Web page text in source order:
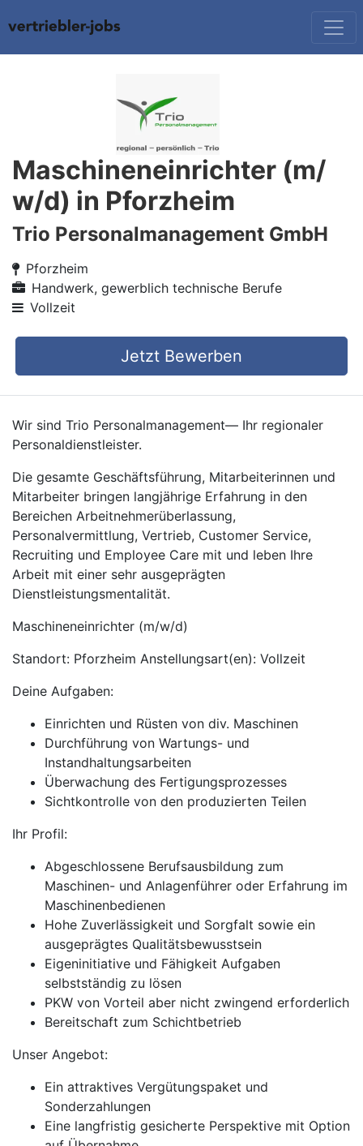
Maschineneinrichter (m/
w/d) in Pforzheim
Trio Personalmanagement GmbH
Pforzheim
Handwerk, gewerblich technische Berufe
Vollzeit
Jetzt Bewerben
Wir sind Trio Personalmanagement— Ihr regionaler
Personaldienstleister.
Die gesamte Geschäftsführung, Mitarbeiterinnen und
Mitarbeiter bringen langjährige Erfahrung in den
Bereichen Arbeitnehmerüberlassung,
Personalvermittlung, Vertrieb, Customer Service,
Recruiting und Employee Care mit und leben Ihre
Arbeit mit einer sehr ausgeprägten
Dienstleistungsmentalität.
Maschineneinrichter (m/w/d)
Standort: Pforzheim Anstellungsart(en): Vollzeit
Deine Aufgaben:
Einrichten und Rüsten von div. Maschinen
Durchführung von Wartungs- und
Instandhaltungsarbeiten
Überwachung des Fertigungsprozesses
Sichtkontrolle von den produzierten Teilen
Ihr Profil:
Abgeschlossene Berufsausbildung zum
Maschinen- und Anlagenführer oder Erfahrung im
Maschinenbedienen
Hohe Zuverlässigkeit und Sorgfalt sowie ein
ausgeprägtes Qualitätsbewusstsein
Eigeninitiative und Fähigkeit Aufgaben
selbstständig zu lösen
PKW von Vorteil aber nicht zwingend erforderlich
Bereitschaft zum Schichtbetrieb
Unser Angebot:
Ein attraktives Vergütungspaket und
Sonderzahlungen
Eine langfristig gesicherte Perspektive mit Option